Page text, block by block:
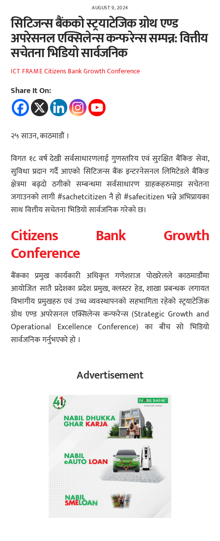
AUGUST 9, 2024
सिटिजन्स बैंकको स्ट्रयाटेजिक ग्रोथ एण्ड
अपरेसनल एक्सिलेन्स कन्फरेन्स सम्पन्न: वित्तीय
सचेतना भिडियो सार्वजनिक
ICT FRAMECitizens Bank Growth Conference
Share It On:
२५ साउन, काठमाडौं ।
विगत १८ वर्ष देखी सर्वसाधारणलाई गुणस्तरिय एवं सुरक्षित बैंकिङ सेवा,
सुविधा प्रदान गर्दै आएको सिटिजन्स बैंक इन्टरनेसनल लिमिटेडले बैंकिङ
क्षेत्रमा बढ्दो ठगीको सम्बन्धमा सर्वसाधारण ग्राहकहरुमाझ सचेतना
जगाउनको लागी #sachetcitizen नै हो #safecitizen भन्ने अभिप्रायका
साथ वित्तीय सचेतना भिडियो सार्वजनिक गरेको छ।
Citizens Bank Growth
Conference
बैंकका प्रमुख कार्यकारी अधिकृत गणेशराज पोखरेलले काठमाडौंमा
आयोजित सातै प्रदेशका प्रदेश प्रमुख, क्लस्टर हेड, शाखा प्रबन्धक लगायत
विभागीय प्रमुखहरु एवं उच्च व्यवस्थापनको सहभागिता रहेको स्ट्रयाटेजिक
ग्रोथ एण्ड अपरेसनल एक्सिलेन्स कन्फरेन्स (Strategic Growth and
Operational Excellence Conference) का बीच सो भिडियो
सार्वजनिक गर्नुभएको हो ।
Advertisement